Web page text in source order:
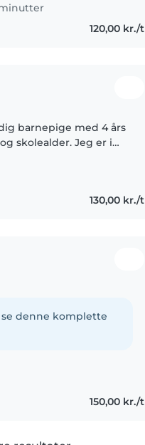
120,00 kr./t
barnepige med 4 års
skolealder. Jeg er i
130,00 kr./t
denne komplette
150,00 kr./t